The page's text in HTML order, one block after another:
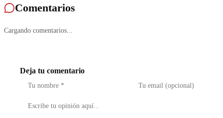
Comentarios
Cargando comentarios...
Deja tu comentario